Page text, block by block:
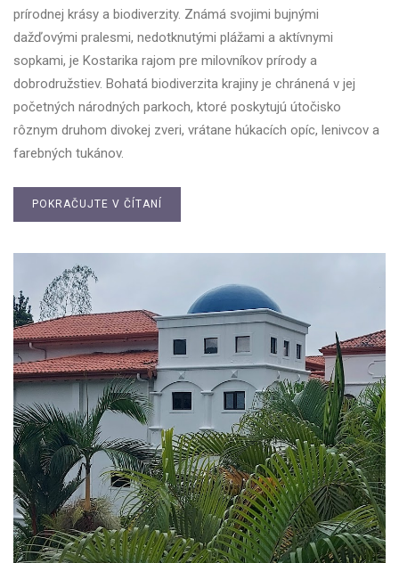
prírodnej krásy a biodiverzity. Známá svojimi bujnými
dažďovými pralesmi, nedotknutými plážami a aktívnymi
sopkami, je Kostarika rajom pre milovníkov prírody a
dobrodružstiev. Bohatá biodiverzita krajiny je chránená v jej
početných národných parkoch, ktoré poskytujú útočisko
rôznym druhom divokej zveri, vrátane húkacích opíc, lenivcov a
farebných tukánov.
POKRAČUJTE V ČÍTANÍ